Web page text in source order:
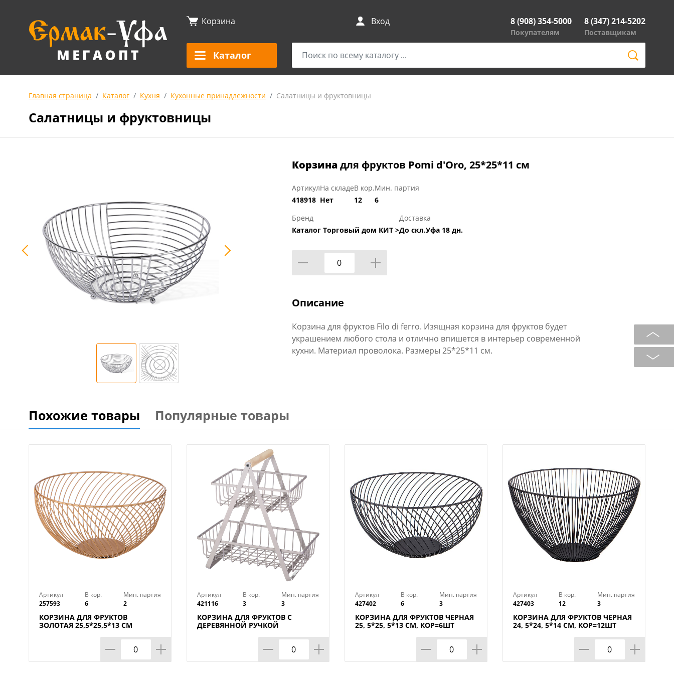
Корзина Вход 8 (908) 354-5000
Покупателям
8 (347) 214-5202
Поставщикам
Каталог
Главная страница Каталог Кухня Кухонные принадлежности Салатницы и фруктовницы
Салатницы и фруктовницы
Корзинадля фруктов Pomi d'Oro, 25*25*11 см
Артикул
418918
На складе
Нет
В кор.
12
Мин. партия
6
Бренд
Каталог Торговый дом КИТ >
Доставка
До скл.Уфа 18 дн.
Описание
Корзина для фруктов Filo di ferro. Изящная корзина для фруктов будет
украшением любого стола и отлично впишется в интерьер современной
кухни. Материал проволока. Размеры 25*25*11 см.
Похожие товары Популярные товары
Артикул
257593
В кор.
6
Мин. партия
2
КОРЗИНА ДЛЯ ФРУКТОВ
ЗОЛОТАЯ 25,5*25,5*13 СМ
Артикул
421116
В кор.
3
Мин. партия
3
КОРЗИНА ДЛЯ ФРУКТОВ С
ДЕРЕВЯННОЙ РУЧКОЙ
Артикул
427402
В кор.
6
Мин. партия
3
КОРЗИНА ДЛЯ ФРУКТОВ ЧЕРНАЯ
25, 5*25, 5*13 СМ, КОР=6ШТ
Артикул
427403
В кор.
12
Мин. партия
3
КОРЗИНА ДЛЯ ФРУКТОВ ЧЕРНАЯ
24, 5*24, 5*14 СМ, КОР=12ШТ